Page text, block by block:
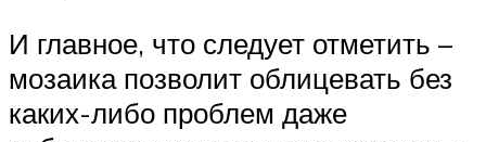
И главное, что следует отметить –
мозаика позволит облицевать без
каких-либо проблем даже